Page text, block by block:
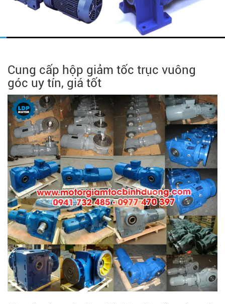
Cung cấp hộp giảm tốc trục vuông
góc uy tín, giá tốt